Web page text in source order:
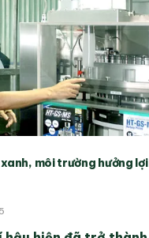
môi trường hưởng lợi